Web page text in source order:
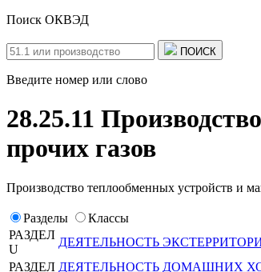
Поиск ОКВЭД
ПОИСК
Введите номер или слово
28.25.11
прочих газов
Производство теплообменных устройств и
Разделы
Классы
РАЗДЕЛ
U
ДЕЯТЕЛЬНОСТЬ
РАЗДЕЛ ДЕЯТЕЛЬНОСТЬ ДОМАШНИХ